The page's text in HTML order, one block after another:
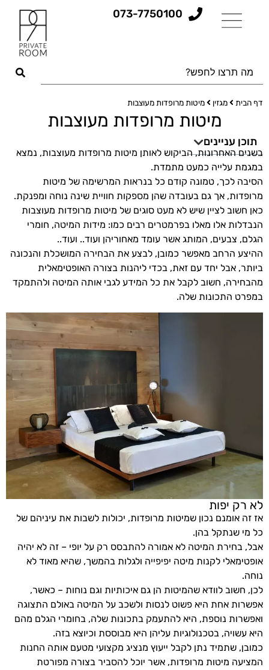
073-7750100
דף הבית מגזין מיטות מרופדות מעוצבות
מיטות מרופדות מעוצבות
תוכן עניינים
בשנים האחרונות, הביקוש לאותן מיטות מרופדות מעוצבות, נמצא
במגמת עלייה כמעט מתמדת.
הסיבה לכך, טמונה קודם כל בנראות המרשימה של מיטות
מרופדות, אך גם בעובדה שהן מספקות חוויית שינה נוחה ומפנקת.
כאן חשוב לציין שיש לא מעט סוגים של מיטות מרופדות מעוצבות
הנבדלות אלו מאלו בפרמטרים רבים כמו: מידות המיטה, חומרי
הגלם, צבעים, המותג אשר עומד מאחוריהן ועוד.. ועוד..
ההיצע הרחב מאפשר כמובן, לבצע את הבחירה המושכלת והנכונה
ביותר, אבל יחד עם זאת, בכדי ליהנות בצורה האופטימאלית
מהבחירה, חשוב לקבל את כל המידע לגבי אותה המיטה ולהתמקד
במפרט התכונות שלה.
לא רק יפות
אז זה אומנם נכון שמיטות מרופדות, יכולות לשבות את עיניהם של
כל מי שנתקל בהן.
אבל, בחירת המיטה לא אמורה להתבסס רק על יופי – זה לא יהיה
אופטימאלי לקנות מיטה יפיפייה ולגלות בהמשך, שהיא מאוד לא
נוחה.
לכן, חשוב לוודא שהמיטות הן גם איכותיות וגם נוחות – כאשר,
אפשרות אחת היא פשוט לנסות ולשכב על המיטה באולם התצוגה
ואפשרות נוספת, היא להתעמק בתכונות שלה, בחומרי הגלם מהם
היא עשויה, בטכנולוגיות עליהן היא מבוססת וכיוצא בזה.
כמובן, שתמיד נתן לקבל ייעוץ מנציג מקצועי מטעם אותה החנות
המציעה מיטות מרופדות, אשר יוכל להסביר בצורה מפורטת